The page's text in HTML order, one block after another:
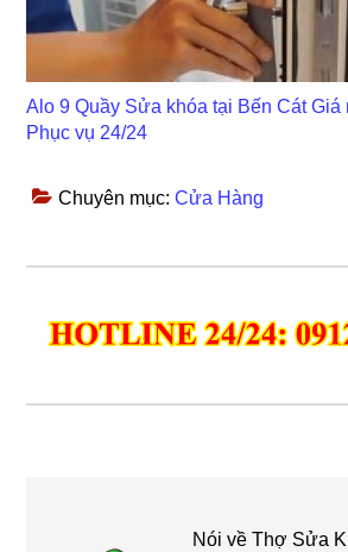
Alo 9 Quầy Sửa khóa tại Bến Cát Giá
Phục vụ 24/24
Chuyên mục:Cửa Hàng
Nói vềThợ Sửa